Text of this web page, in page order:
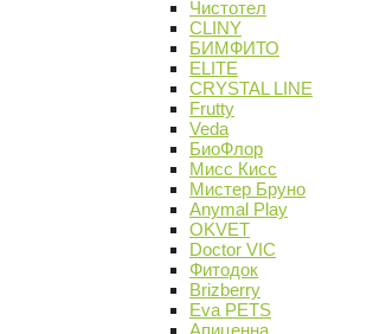
Чистотел
CLINY
БИМФИТО
ELITE
CRYSTAL LINE
Frutty
Veda
БиоФлор
Мисс Кисс
Мистер Бруно
Anymal Play
OKVET
Doctor VIC
Фитодок
Brizberry
Eva PETS
Апиценна